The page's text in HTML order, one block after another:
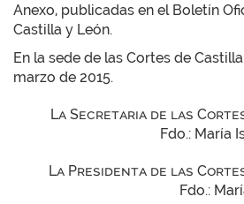
Anexo, publicadas en el Boletín
Castilla y León.
En la sede de las Cortes de
marzo de 2015.
La Secretaria de las
Fdo.: María
La Presidenta de las
Fdo.: